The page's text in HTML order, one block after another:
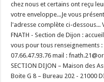
chez nous et certains ont reçu
votre enveloppe...Je vous
l'adresse complète ci-
FNATH - Section de Dijon :
vous pour tous renseignements
07.66.47.93.76 mail :
SECTION DIJON – Maison des
Boite G 8 – Bureau 202 - 21000